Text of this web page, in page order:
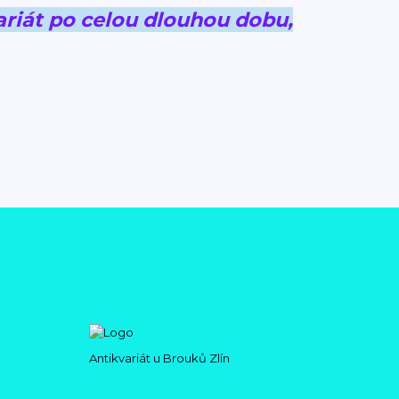
po celou dlouhou dobu,
Antikvariát u Brouků Zlín